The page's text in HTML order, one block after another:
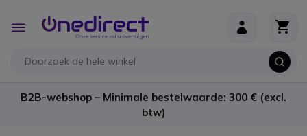
Toggle
Nav
B2B-webshop – Minimale bestelwaarde: 300 € (excl.
btw)